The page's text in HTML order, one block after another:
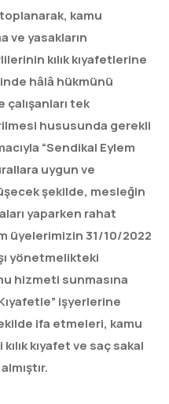
kamu
ve yasakların
kılık kıyafetlerine
hâlâ hükmünü
çalışanları tek
hususunda gerekli
“Sendikal Eylem
uygun ve
şekilde, mesleğin
yaparken rahat
üyelerimizin 31/10/2022
yönetmelikteki
hizmeti sunmasına
işyerlerine
ifa etmeleri, kamu
kıyafet ve saç sakal